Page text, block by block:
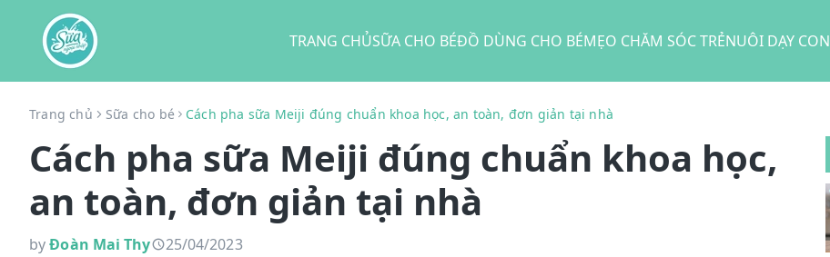
TRANG CHỦSỮA CHO BÉĐỒ DÙNG CHO BÉMẸO CHĂM SÓC TRẺNUÔI DẠY CON
Trang chủ Sữa cho bé Cách pha sữa Meiji đúng chuẩn khoa học, an toàn, đơn giản tại nhà
Cách pha sữa Meiji đúng chuẩn khoa học,
an toàn, đơn giản tại nhà
byĐoàn Mai Thy 25/04/2023